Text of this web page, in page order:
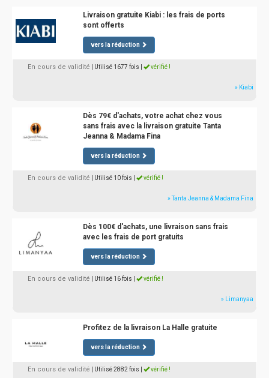
Livraison gratuite Kiabi : les frais de ports
sont offerts
vers la réduction
En cours de validité | Utilisé 1677 fois vérifié !
» Kiabi
Dès 79€ d'achats, votre achat chez vous
sans frais avec la livraison gratuite Tanta
Jeanna & Madama Fina
vers la réduction
En cours de validité | Utilisé 10 fois vérifié !
» Tanta Jeanna & Madama Fina
Dès 100€ d'achats, une livraison sans frais
avec les frais de port gratuits
vers la réduction
En cours de validité | Utilisé 16 fois vérifié !
» Limanyaa
Profitez de la livraison La Halle gratuite
vers la réduction
En cours de validité | Utilisé 2882 fois vérifié !